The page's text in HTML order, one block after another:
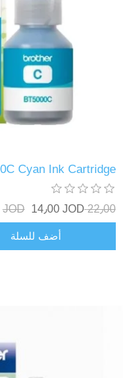
Cyan Ink Cartridge
22٫00 JOD 14٫00 JOD
أضف للسلة